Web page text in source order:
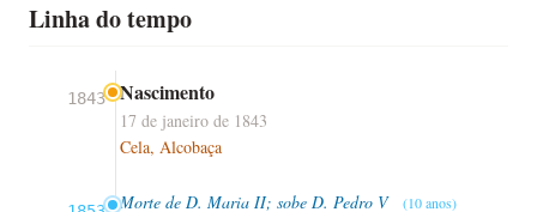
Linha do tempo
1843 Nascimento
17 de janeiro de 1843
Cela, Alcobaça
Morte de D. Maria II; sobe D. Pedro V (10 anos)